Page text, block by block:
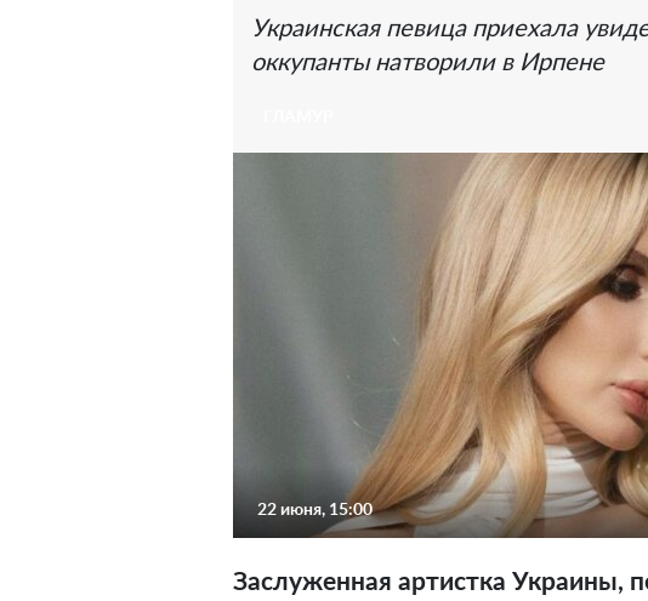
Украинская певица приехала
оккупанты натворили в Ирпене
22 июня, 15:00
Заслуженная артистка Украины,